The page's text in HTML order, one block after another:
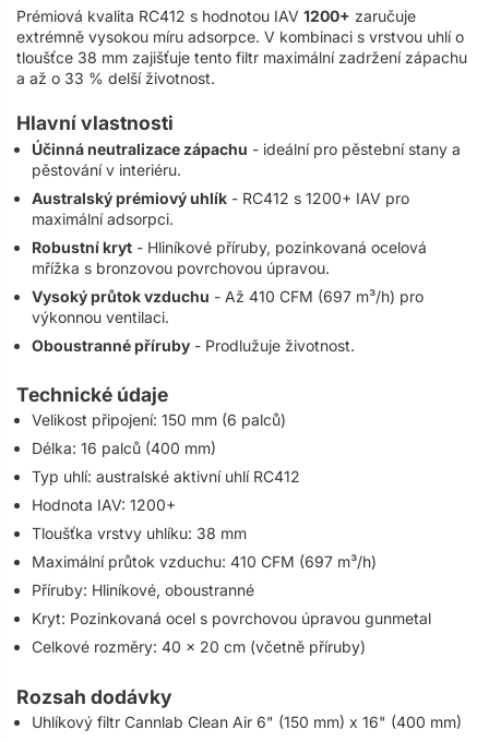
Prémiová kvalita RC412 s hodnotou IAV 1200+ zaručuje
extrémně vysokou míru adsorpce. V kombinaci s vrstvou uhlí o
tloušťce 38 mm zajišťuje tento filtr maximální zadržení zápachu
a až o 33 % delší životnost.
Hlavní vlastnosti
Účinná neutralizace zápachu - ideální pro pěstební stany a
pěstování v interiéru.
Australský prémiový uhlík - RC412 s 1200+ IAV pro
maximální adsorpci.
Robustní kryt - Hliníkové příruby, pozinkovaná ocelová
mřížka s bronzovou povrchovou úpravou.
Vysoký průtok vzduchu - Až 410 CFM (697 m³/h) pro
výkonnou ventilaci.
Oboustranné příruby - Prodlužuje životnost.
Technické údaje
Velikost připojení: 150 mm (6 palců)
Délka: 16 palců (400 mm)
Typ uhlí: australské aktivní uhlí RC412
Hodnota IAV: 1200+
Tloušťka vrstvy uhlíku: 38 mm
Maximální průtok vzduchu: 410 CFM (697 m³/h)
Příruby: Hliníkové, oboustranné
Kryt: Pozinkovaná ocel s povrchovou úpravou gunmetal
Celkové rozměry: 40 x 20 cm (včetně příruby)
Rozsah dodávky
Uhlíkový filtr Cannlab Clean Air 6" (150 mm) x 16" (400 mm)